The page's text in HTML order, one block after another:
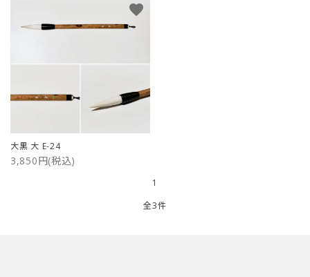
特定商取引法について
大黒 大 E-24
3,850円(税込)
favorite
1
全3件